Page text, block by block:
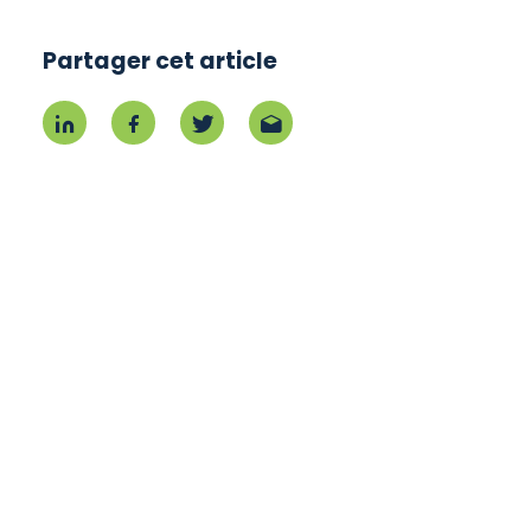
Partager cet article
Partager sur Linkedin
Partager sur Facebook
Partager sur Twitter
Partager par mail